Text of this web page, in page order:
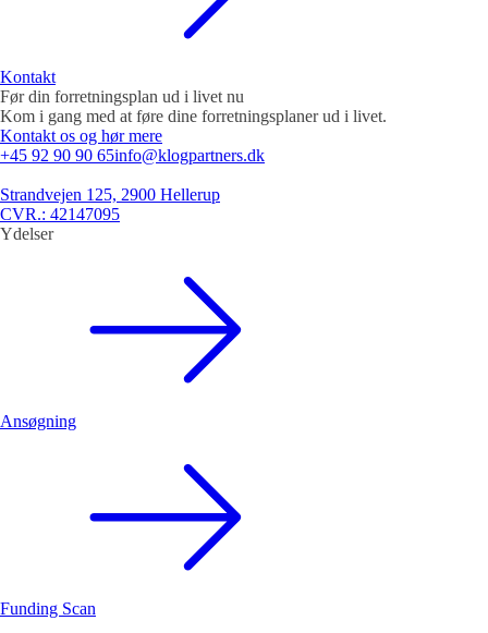
Kontakt
Før din forretningsplan ud i livet nu
Kom i gang med at føre dine forretningsplaner ud i livet.
Kontakt os og hør mere
+45 92 90 90 65info@klogpartners.dk
Strandvejen 125, 2900 Hellerup
CVR.: 42147095
Ydelser
Ansøgning
Funding Scan